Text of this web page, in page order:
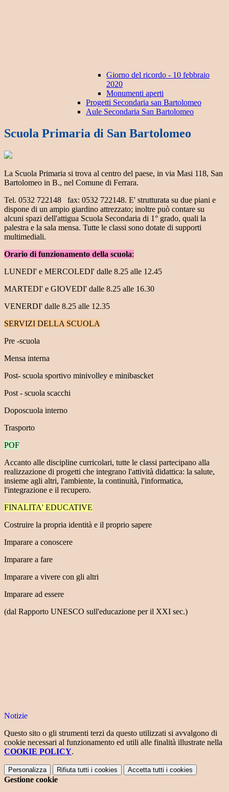
Giorno del ricordo - 10 febbraio
2020
Monumenti aperti
Progetti Secondaria san Bartolomeo
Aule Secondaria San Bartolomeo
Scuola Primaria di San Bartolomeo
La Scuola Primaria si trova al centro del paese, in via Masi 118, San
Bartolomeo in B., nel Comune di Ferrara.
Tel. 0532 722148 fax: 0532 722148. E' strutturata su due piani e
dispone di un ampio giardino attrezzato; inoltre può contare su
alcuni spazi dell'attigua Scuola Secondaria di 1° grado, quali la
palestra e la sala mensa. Tutte le classi sono dotate di supporti
multimediali.
Orario di funzionamento della scuola:
LUNEDI' e MERCOLEDI' dalle 8.25 alle 12.45
MARTEDI' e GIOVEDI' dalle 8.25 alle 16.30
VENERDI' dalle 8.25 alle 12.35
SERVIZI DELLA SCUOLA
Pre -scuola
Mensa interna
Post- scuola sportivo minivolley e minibascket
Post - scuola scacchi
Doposcuola interno
Trasporto
POF
Accanto alle discipline curricolari, tutte le classi partecipano alla
realizzazione di progetti che integrano l'attività didattica: la salute,
insieme agli altri, l'ambiente, la continuità, l'informatica,
l'integrazione e il recupero.
FINALITA' EDUCATIVE
Costruire la propria identità e il proprio sapere
Imparare a conoscere
Imparare a fare
Imparare a vivere con gli altri
Imparare ad essere
(dal Rapporto UNESCO sull'educazione per il XXI sec.)
Notizie
Questo sito o gli strumenti terzi da questo utilizzati si avvalgono di
cookie necessari al funzionamento ed utili alle finalità illustrate nella
COOKIE POLICY.
Personalizza Rifiuta tutti i cookies Accetta tutti i cookies
Gestione cookie